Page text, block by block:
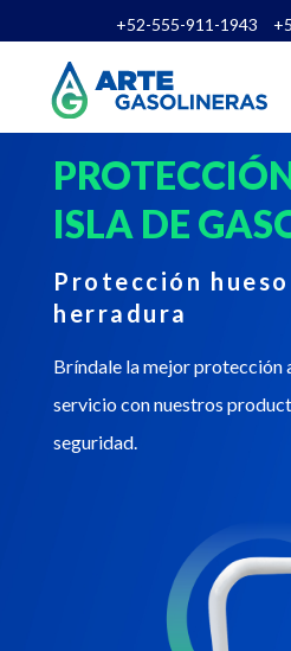
+52-555-911-1943
ISLA DE
Protección
herradura
Bríndale la mejor protección
servicio con nuestros
seguridad.